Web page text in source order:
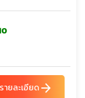
ายละเอียดarrow_forward